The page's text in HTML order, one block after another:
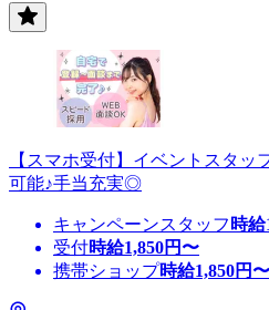
【スマホ受付】イベントスタ
可能♪手当充実◎
キャンペーンスタッフ 時給
受付時給1,850円〜
携帯ショップ時給1,850円〜